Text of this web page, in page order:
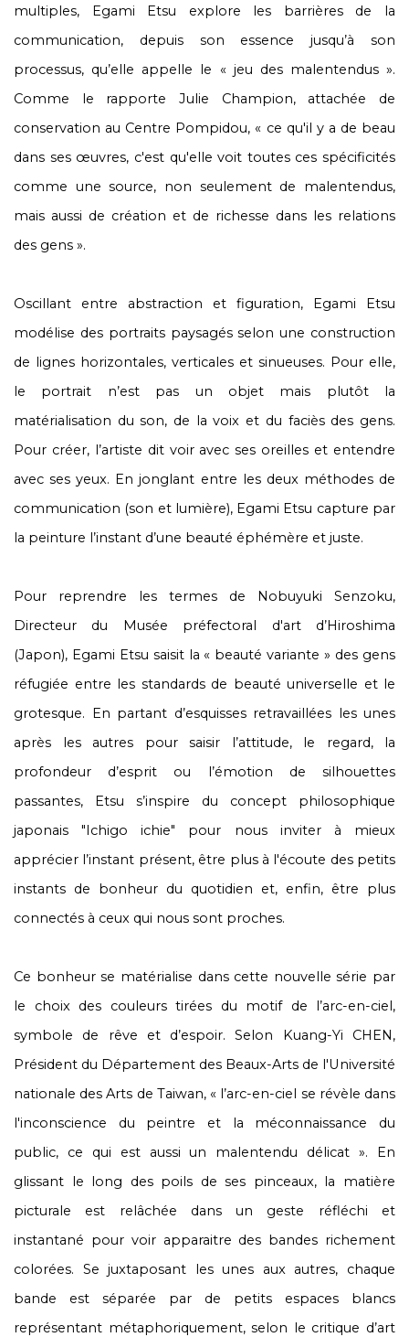
multiples, Egami Etsu explore les barrières de la
communication, depuis son essence jusqu’à son
processus, qu’elle appelle le « jeu des malentendus ».
Comme le rapporte Julie Champion, attachée de
conservation au Centre Pompidou, « ce qu'il y a de beau
dans ses œuvres, c'est qu'elle voit toutes ces spécificités
comme une source, non seulement de malentendus,
mais aussi de création et de richesse dans les relations
des gens ».
Oscillant entre abstraction et figuration, Egami Etsu
modélise des portraits paysagés selon une construction
de lignes horizontales, verticales et sinueuses. Pour elle,
le portrait n’est pas un objet mais plutôt la
matérialisation du son, de la voix et du faciès des gens.
Pour créer, l’artiste dit voir avec ses oreilles et entendre
avec ses yeux. En jonglant entre les deux méthodes de
communication (son et lumière), Egami Etsu capture par
la peinture l’instant d’une beauté éphémère et juste.
Pour reprendre les termes de Nobuyuki Senzoku,
Directeur du Musée préfectoral d'art d’Hiroshima
(Japon), Egami Etsu saisit la « beauté variante » des gens
réfugiée entre les standards de beauté universelle et le
grotesque. En partant d’esquisses retravaillées les unes
après les autres pour saisir l’attitude, le regard, la
profondeur d’esprit ou l’émotion de silhouettes
passantes, Etsu s’inspire du concept philosophique
japonais "Ichigo ichie" pour nous inviter à mieux
apprécier l’instant présent, être plus à l'écoute des petits
instants de bonheur du quotidien et, enfin, être plus
connectés à ceux qui nous sont proches.
Ce bonheur se matérialise dans cette nouvelle série par
le choix des couleurs tirées du motif de l’arc-en-ciel,
symbole de rêve et d’espoir. Selon Kuang-Yi CHEN,
Président du Département des Beaux-Arts de l'Université
nationale des Arts de Taiwan, « l’arc-en-ciel se révèle dans
l'inconscience du peintre et la méconnaissance du
public, ce qui est aussi un malentendu délicat ». En
glissant le long des poils de ses pinceaux, la matière
picturale est relâchée dans un geste réfléchi et
instantané pour voir apparaitre des bandes richement
colorées. Se juxtaposant les unes aux autres, chaque
bande est séparée par de petits espaces blancs
représentant métaphoriquement, selon le critique d’art